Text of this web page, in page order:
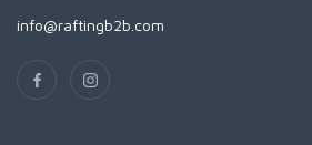
info@raftingb2b.com